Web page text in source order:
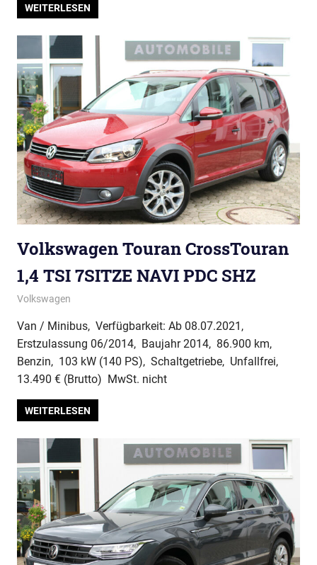
WEITERLESEN
Volkswagen Touran CrossTouran
1,4 TSI 7SITZE NAVI PDC SHZ
Volkswagen
Van / Minibus, Verfügbarkeit: Ab 08.07.2021,
Erstzulassung 06/2014, Baujahr 2014, 86.900 km,
Benzin, 103 kW (140 PS), Schaltgetriebe, Unfallfrei,
13.490 € (Brutto) MwSt. nicht
WEITERLESEN